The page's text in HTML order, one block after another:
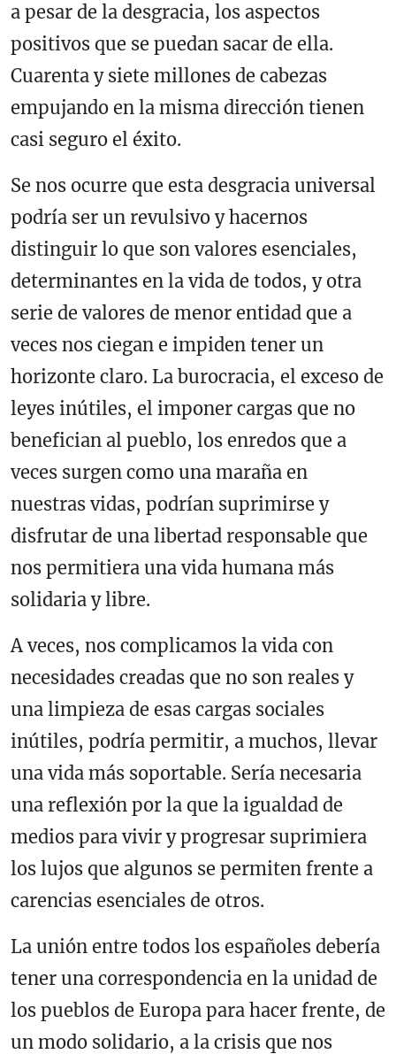
a pesar de la desgracia, los aspectos
positivos que se puedan sacar de ella.
Cuarenta y siete millones de cabezas
empujando en la misma dirección tienen
casi seguro el éxito.
Se nos ocurre que esta desgracia universal
podría ser un revulsivo y hacernos
distinguir lo que son valores esenciales,
determinantes en la vida de todos, y otra
serie de valores de menor entidad que a
veces nos ciegan e impiden tener un
horizonte claro. La burocracia, el exceso de
leyes inútiles, el imponer cargas que no
benefician al pueblo, los enredos que a
veces surgen como una maraña en
nuestras vidas, podrían suprimirse y
disfrutar de una libertad responsable que
nos permitiera una vida humana más
solidaria y libre.
A veces, nos complicamos la vida con
necesidades creadas que no son reales y
una limpieza de esas cargas sociales
inútiles, podría permitir, a muchos, llevar
una vida más soportable. Sería necesaria
una reflexión por la que la igualdad de
medios para vivir y progresar suprimiera
los lujos que algunos se permiten frente a
carencias esenciales de otros.
La unión entre todos los españoles debería
tener una correspondencia en la unidad de
los pueblos de Europa para hacer frente, de
un modo solidario, a la crisis que nos